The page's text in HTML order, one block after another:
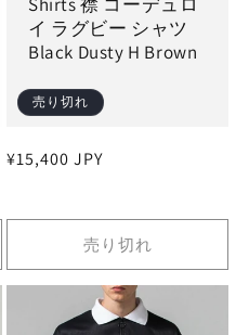
イ ラグビー シャツ
Black Dusty H Brown
売り切れ
通
¥15,400 JPY
売り切れ